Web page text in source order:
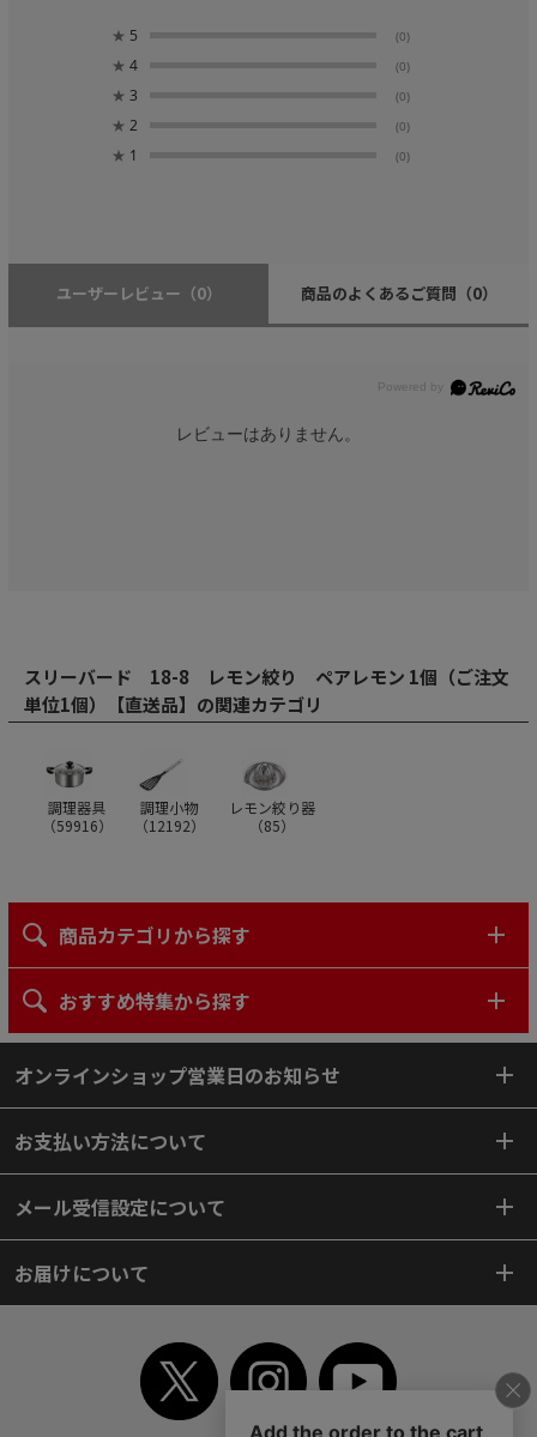
★ 5 (0)
★ 4 (0)
★ 3 (0)
★ 2 (0)
★ 1 (0)
ユーザーレビュー （0） 商品のよくあるご質問 （0）
レビューはありません。
スリーバード 18-8 レモン絞り ペアレモン 1個（ご注文
単位1個）【直送品】の関連カテゴリ
調理器具
（59916）
調理小物
（12192）
レモン絞り器
（85）
商品カテゴリから探す
おすすめ特集から探す
オンラインショップ営業日のお知らせ
お支払い方法について
メール受信設定について
お届けについて